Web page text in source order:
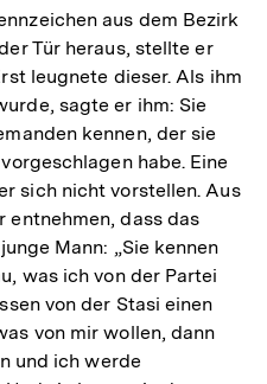
aus dem Bezirk
Tür heraus, stellte er
leugnete dieser. Als ihm
sagte er ihm: Sie
kennen, der sie
habe. Eine
sich nicht vorstellen. Aus
entnehmen, dass das
Mann: „Sie kennen
was ich von der Partei
von der Stasi einen
von mir wollen, dann
und ich werde